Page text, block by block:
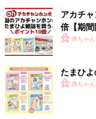
地域にもよりますが
えていますので、納
入園してから子ども
新しい環境に慣れる
悪いことではありま
タイプと考えて待ちま
保護者が不安な顔を
アカチ
倍【期間
赤ちゃ
たまひ
赤ちゃ